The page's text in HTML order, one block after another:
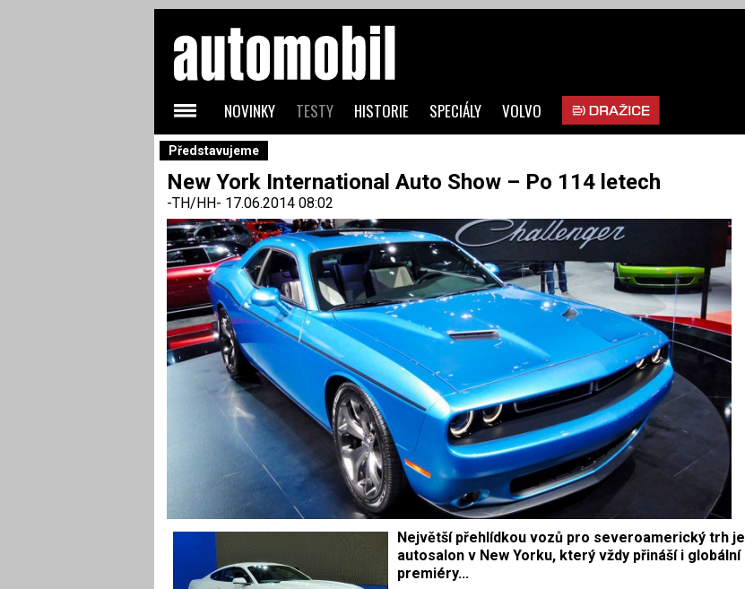
Představujeme
New York International Auto Show – Po 114 letech
-TH/HH- 17.06.2014 08:02
Největší přehlídkou vozů pro severoamerický trh je
autosalon v New Yorku, který vždy přináší i globální
premiéry...
NOVINKY TESTY HISTORIE SPECIÁLY VOLVO